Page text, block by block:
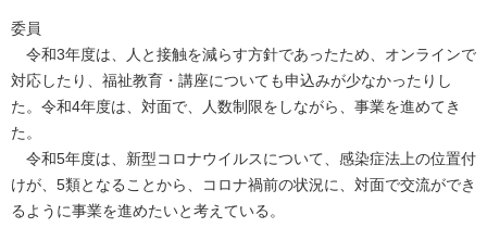
委員
令和3年度は、人と接触を減らす方針であったため、オンラインで
対応したり、福祉教育・講座についても申込みが少なかったりし
た。令和4年度は、対面で、人数制限をしながら、事業を進めてき
た。
令和5年度は、新型コロナウイルスについて、感染症法上の位置付
けが、5類となることから、コロナ禍前の状況に、対面で交流ができ
るように事業を進めたいと考えている。